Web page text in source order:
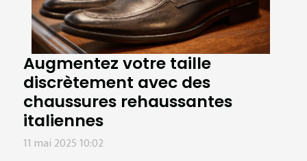
Augmentez votre taille
discrètement avec des
chaussures rehaussantes
italiennes
11 mai 2025 10:02